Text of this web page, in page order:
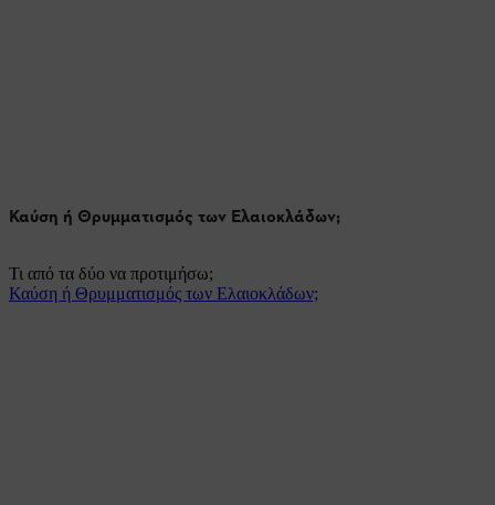
Καύση ή Θρυμματισμός των Ελαιοκλάδων;
Τι από τα δύο να προτιμήσω;
Καύση ή Θρυμματισμός των Ελαιοκλάδων;